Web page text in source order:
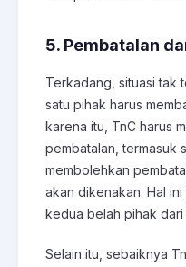
5. Pembatalan
Terkadang, situasi tak
satu pihak harus
karena itu, TnC harus
pembatalan, termasuk
membolehkan
akan dikenakan. Hal
kedua belah pihak
Selain itu, sebaiknya